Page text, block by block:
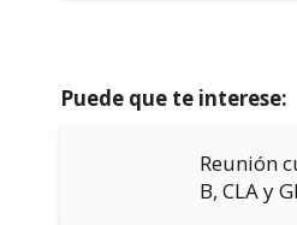
Puede que te interese:
Reunión
B, CLA y